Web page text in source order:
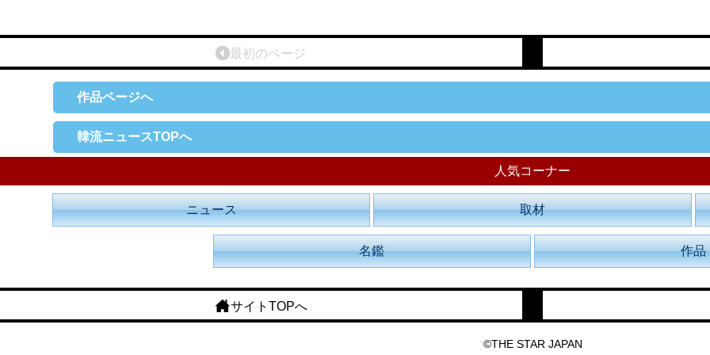
最初のページ
作品ページへ
韓流ニュースTOPへ
人気コーナー
ニュース 取材
名鑑 作品
サイトTOPへ
©THE STAR JAPAN